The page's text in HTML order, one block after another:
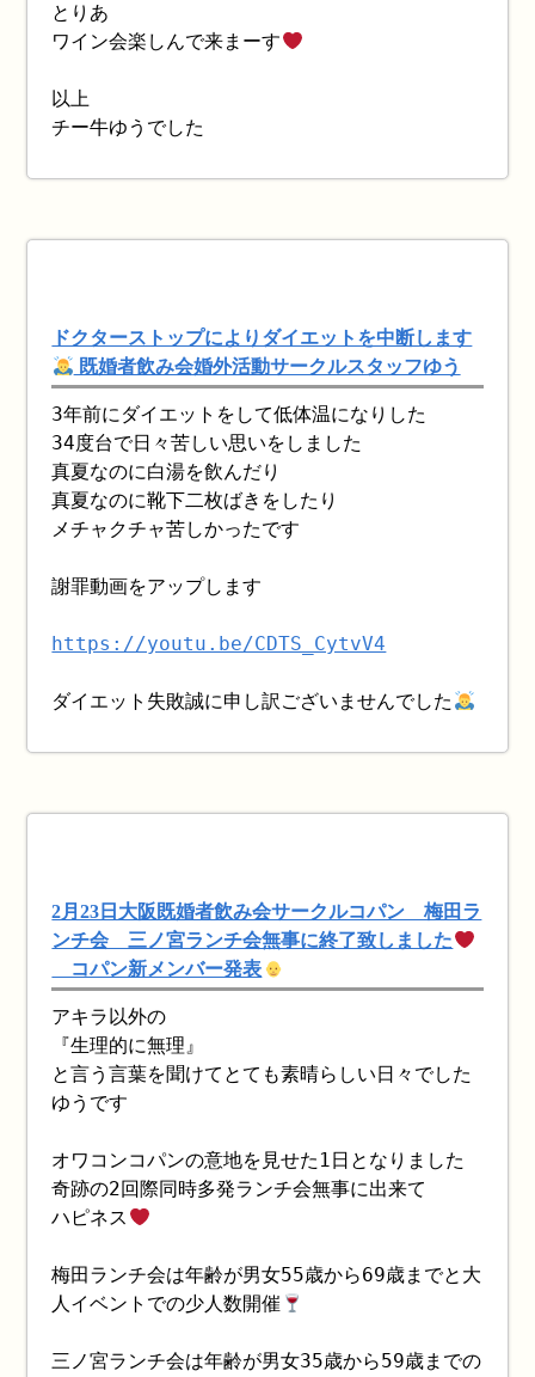
とりあ
ワイン会楽しんで来まーす
以上
チー牛ゆうでした
ドクターストップによりダイエットを中断します
既婚者飲み会婚外活動サークルスタッフゆう
3年前にダイエットをして低体温になりした
34度台で日々苦しい思いをしました
真夏なのに白湯を飲んだり
真夏なのに靴下二枚ばきをしたり
メチャクチャ苦しかったです
謝罪動画をアップします
https://youtu.be/CDTS_CytvV4
ダイエット失敗誠に申し訳ございませんでした
2月23日大阪既婚者飲み会サークルコパン 梅田ラ
ンチ会 三ノ宮ランチ会無事に終了致しました
コパン新メンバー発表
アキラ以外の
『生理的に無理』
と言う言葉を聞けてとても素晴らしい日々でした
ゆうです
オワコンコパンの意地を見せた1日となりました
奇跡の2回際同時多発ランチ会無事に出来て
ハピネス
梅田ランチ会は年齢が男女55歳から69歳までと大
人イベントでの少人数開催
三ノ宮ランチ会は年齢が男女35歳から59歳までの